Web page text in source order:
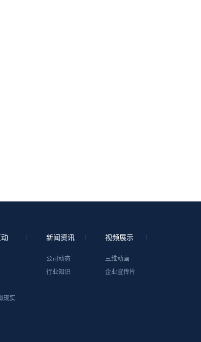
现实
新闻资讯
公司动态
行业知识
视频展示
三维动画
企业宣传片